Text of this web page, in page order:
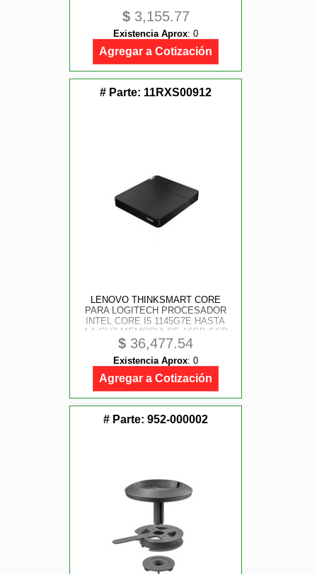
$3,155.77
Existencia Aprox: 0
Agregar a Cotización
# Parte: 11RXS00912
LENOVO THINKSMART CORE
PARA LOGITECH PROCESADOR
INTEL CORE I5 1145G7E HASTA
4.1 GHZ MEMORIA DE 16GB SSD
DE 256GB WINDOWS 11 PRO 64
BITS
$ 36,477.54
Existencia Aprox: 0
Agregar a Cotización
# Parte: 952-000002